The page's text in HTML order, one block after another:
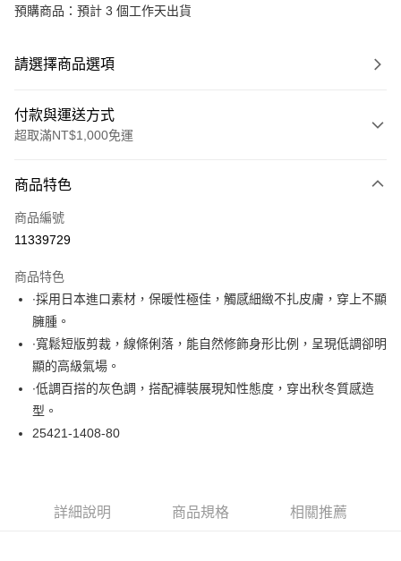
預購商品：預計 3 個工作天出貨
請選擇商品選項
付款與運送方式
超取滿NT$1,000免運
信用卡一次付款
超商取貨付款
Apple Pay
悠遊付
大哥付你分期
相關說明
【大哥付你分期使用說明】
1.本服務由台灣大哥大提供，台灣大哥大用戶可立即使用無須另外申請。
2.付款方式選擇「大哥付你分期」，訂單成立後會自動跳轉到大哥付的交易
消。如遇「轉專審核」未通過狀況，表示未達大哥付你分期系統評分，恕無
ATM付款
每筆NT$60，滿NT$1,000(含以上)免運費
商品特色
商品編號
11339729
商品特色
∙採用日本進口素材，保暖性極佳，觸感細緻不扎皮膚，穿上不顯
臃腫。
∙寬鬆短版剪裁，線條俐落，能自然修飾身形比例，呈現低調卻明
顯的高級氣場。
∙低調百搭的灰色調，搭配褲裝展現知性態度，穿出秋冬質感造
型。
25421-1408-80
詳細說明 商品規格 相關推薦